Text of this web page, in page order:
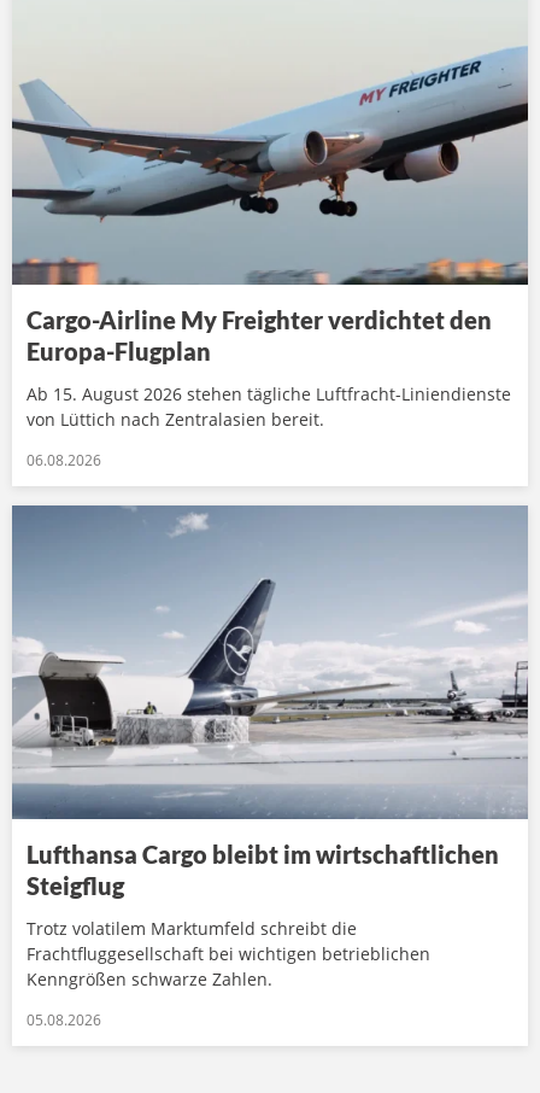
Cargo-Airline My Freighter verdichtet den
Europa-Flugplan
Ab 15. August 2026 stehen tägliche Luftfracht-Liniendienste
von Lüttich nach Zentralasien bereit.
06.08.2026
Lufthansa Cargo bleibt im wirtschaftlichen
Steigflug
Trotz volatilem Marktumfeld schreibt die
Frachtfluggesellschaft bei wichtigen betrieblichen
Kenngrößen schwarze Zahlen.
05.08.2026